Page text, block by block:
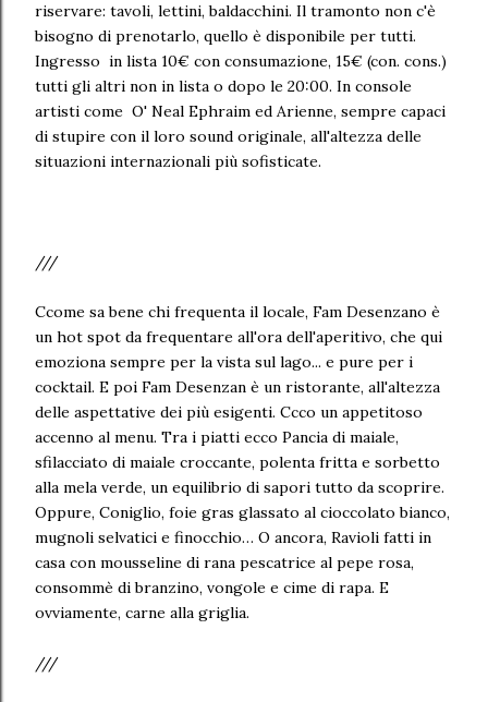
riservare: tavoli, lettini, baldacchini. Il tramonto non c'è
bisogno di prenotarlo, quello è disponibile per tutti.
Ingresso in lista 10€ con consumazione, 15€ (con. cons.)
tutti gli altri non in lista o dopo le 20:00. In console
artisti come O' Neal Ephraim ed Arienne, sempre capaci
di stupire con il loro sound originale, all'altezza delle
situazioni internazionali più sofisticate.
///
Ccome sa bene chi frequenta il locale, Fam Desenzano è
un hot spot da frequentare all'ora dell'aperitivo, che qui
emoziona sempre per la vista sul lago... e pure per i
cocktail. E poi Fam Desenzan è un ristorante, all'altezza
delle aspettative dei più esigenti. Ccco un appetitoso
accenno al menu. Tra i piatti ecco Pancia di maiale,
sfilacciato di maiale croccante, polenta fritta e sorbetto
alla mela verde, un equilibrio di sapori tutto da scoprire.
Oppure, Coniglio, foie gras glassato al cioccolato bianco,
mugnoli selvatici e finocchio… O ancora, Ravioli fatti in
casa con mousseline di rana pescatrice al pepe rosa,
consommè di branzino, vongole e cime di rapa. E
ovviamente, carne alla griglia.
///